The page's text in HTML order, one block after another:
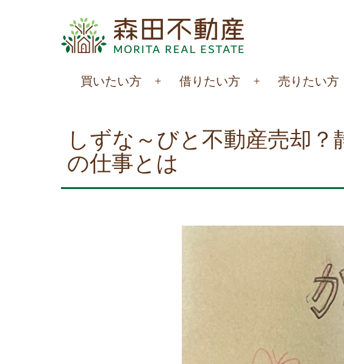
産
買いたい方
ー
を
借りたい方
ュ
ー
売りたい方
しずな～びと不動産売却
の仕事とは